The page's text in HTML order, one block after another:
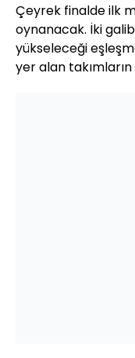
Çeyrek finalde ilk
oynanacak. İki
yükseleceği
yer alan